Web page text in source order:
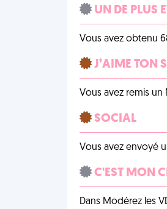
UN DE PLUS
Vous avez obtenu
J’AIME TON
Vous avez remis
SOCIAL
Vous avez envoyé
C'EST MON
Dans Modérez les